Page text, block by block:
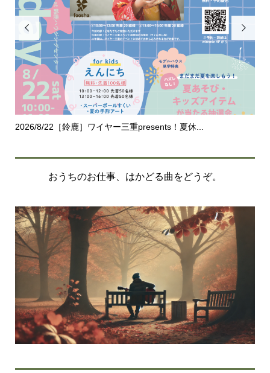

2026/8/22［鈴鹿］ワイヤー三重presents！夏休...

おうちのお仕事、はかどる曲をどうぞ。